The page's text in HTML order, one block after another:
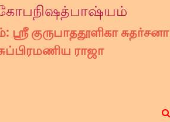
குருபாததூளிகா சுதர்சனா
ராஜா